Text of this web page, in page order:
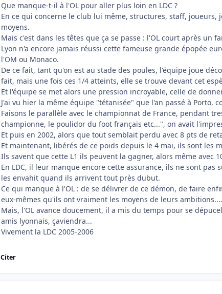
Que manque-t-il à l'OL pour aller plus loin en LDC ?
En ce qui concerne le club lui même, structures, staff,
moyens.
Mais c'est dans les têtes que ça se passe : l'OL court après un
Lyon n'a encore jamais réussi cette fameuse grande épopée
l'OM ou Monaco.
De ce fait, tant qu'on est au stade des poules, l'équipe joue
fait, mais une fois ces 1/4 atteints, elle se trouve devant cet
Et l'équipe se met alors une pression incroyable, celle de
J'ai vu hier la même équipe "tétanisée" que l'an passé à Porto,
Faisons le parallèle avec le championnat de France, pendant
championne, le poulidor du foot français etc...", on avait
Et puis en 2002, alors que tout semblait perdu avec 8 pts de
Et maintenant, libérés de ce poids depuis le 4 mai, ils sont les
Ils savent que cette L1 ils peuvent la gagner, alors même avec
En LDC, il leur manque encore cette assurance, ils ne sont
les envahit quand ils arrivent tout près dubut.
Ce qui manque à l'OL : de se délivrer de ce démon, de faire
eux-mêmes qu'ils ont vraiment les moyens de leurs
Mais, l'OL avance doucement, il a mis du temps pour se
amis lyonnais, çaviendra...
Vivement la LDC 2005-2006
Citer